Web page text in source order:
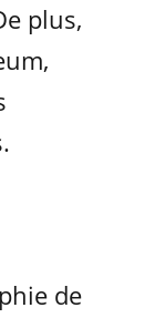
plus,
de